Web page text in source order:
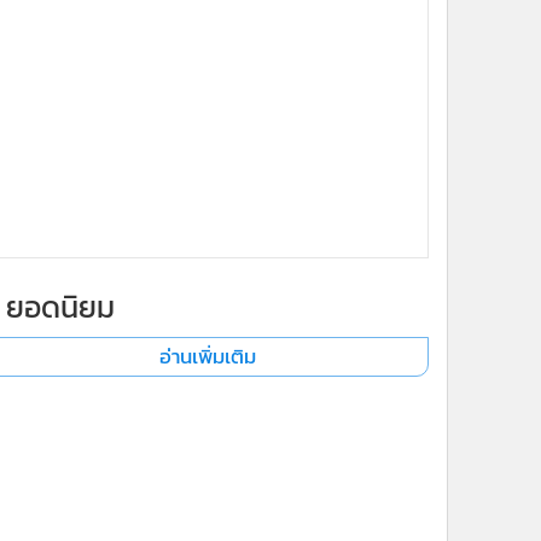
ยอดนิยม
อ่านเพิ่มเติม